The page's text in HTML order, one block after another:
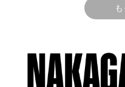
▼ラ・ペレが使う主な
Companyが管理してい
ラ・ペレ＝シャベ
培の古樹で造る